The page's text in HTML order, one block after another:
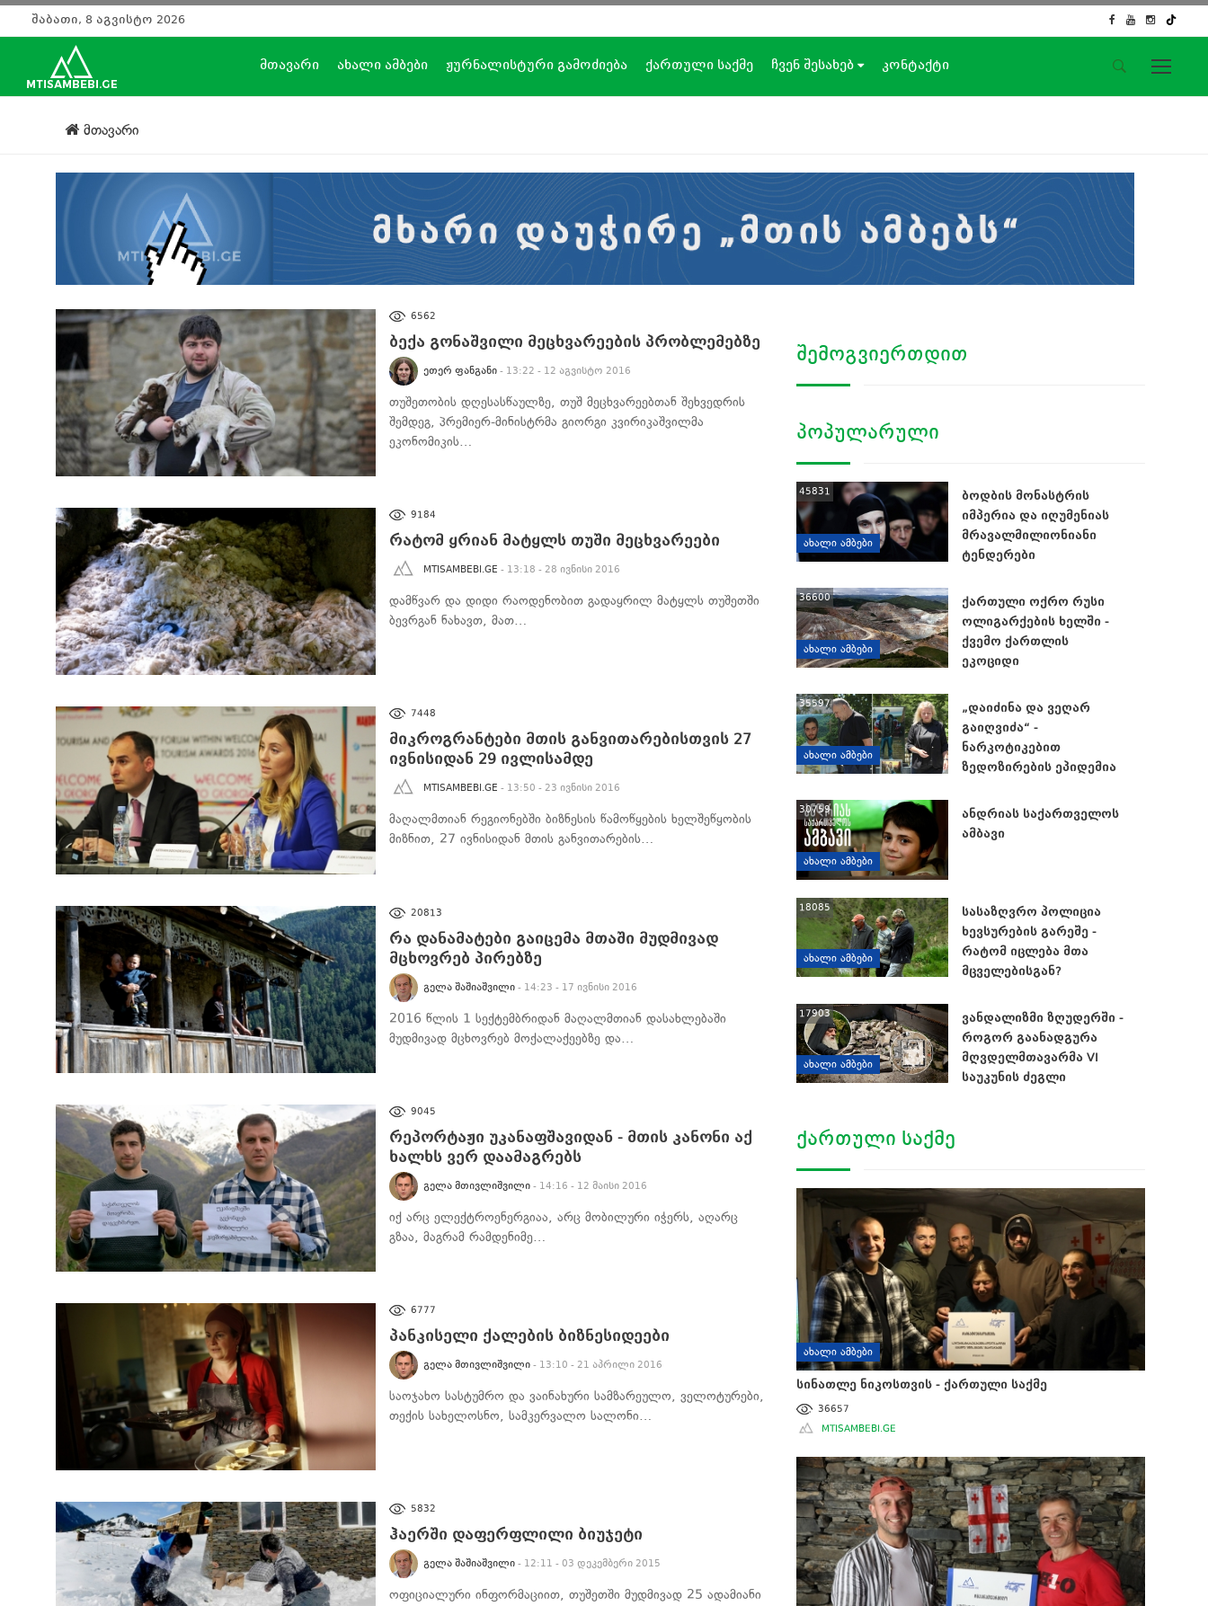
საიტის მენიუ
ჟურნალისტური გამოძიება
ქართული საქმე
ჩვენ შესახებ
კონტაქტი
შაბათი, 8 აგვისტო 2026
მთავარი ახალი ამბები ჟურნალისტური გამოძიება ქართული საქმე ჩვენ შესახებ კონტაქტი
მთავარი
6562
ბექა გონაშვილი მეცხვარეების პრობლემებზე
ᲔᲗᲔᲠ ᲤᲐᲜᲒᲐᲜᲘ - 13:22 - 12 აგვისტო 2016
თუშეთობის დღესასწაულზე, თუშ მეცხვარეებთან შეხვედრის
შემდეგ, პრემიერ-მინისტრმა გიორგი კვირიკაშვილმა
ეკონომიკის…
9184
რატომ ყრიან მატყლს თუში მეცხვარეები
MTISAMBEBI.GE - 13:18 - 28 ივნისი 2016
დამწვარ და დიდი რაოდენობით გადაყრილ მატყლს თუშეთში
ბევრგან ნახავთ, მათ…
7448
მიკროგრანტები მთის განვითარებისთვის 27
ივნისიდან 29 ივლისამდე
MTISAMBEBI.GE - 13:50 - 23 ივნისი 2016
მაღალმთიან რეგიონებში ბიზნესის წამოწყების ხელშეწყობის
მიზნით, 27 ივნისიდან მთის განვითარების…
20813
რა დანამატები გაიცემა მთაში მუდმივად
მცხოვრებ პირებზე
ᲒᲔᲚᲐ ᲨᲐᲨᲘᲐᲨᲕᲘᲚᲘ - 14:23 - 17 ივნისი 2016
2016 წლის 1 სექტემბრიდან მაღალმთიან დასახლებაში
მუდმივად მცხოვრებ მოქალაქეებზე და…
9045
რეპორტაჟი უკანაფშავიდან - მთის კანონი აქ
ხალხს ვერ დაამაგრებს
ᲒᲔᲚᲐ ᲛᲗᲘᲕᲚᲘᲨᲕᲘᲚᲘ - 14:16 - 12 მაისი 2016
იქ არც ელექტროენერგიაა, არც მობილური იჭერს, აღარც
გზაა, მაგრამ რამდენიმე…
6777
პანკისელი ქალების ბიზნესიდეები
ᲒᲔᲚᲐ ᲛᲗᲘᲕᲚᲘᲨᲕᲘᲚᲘ - 13:10 - 21 აპრილი 2016
საოჯახო სასტუმრო და ვაინახური სამზარეულო, ველოტურები,
თექის სახელოსნო, სამკერვალო სალონი…
5832
ჰაერში დაფერფლილი ბიუჯეტი
ᲒᲔᲚᲐ ᲨᲐᲨᲘᲐᲨᲕᲘᲚᲘ - 12:11 - 03 დეკემბერი 2015
ოფიციალური ინფორმაციით, თუშეთში მუდმივად 25 ადამიანი
ᲨᲔᲛᲝᲒᲕᲘᲔᲠᲗᲓᲘᲗ
ᲞᲝᲞᲣᲚᲐᲠᲣᲚᲘ
ᲐᲮᲐᲚᲘ ᲐᲛᲑᲔᲑᲘ
45831
ბოდბის მონასტრის
იმპერია და იღუმენიას
მრავალმილიონიანი
ტენდერები
ᲐᲮᲐᲚᲘ ᲐᲛᲑᲔᲑᲘ
36600
ქართული ოქრო რუსი
ოლიგარქების ხელში -
ქვემო ქართლის
ეკოციდი
ᲐᲮᲐᲚᲘ ᲐᲛᲑᲔᲑᲘ
35597
„დაიძინა და ვეღარ
გაიღვიძა“ -
ნარკოტიკებით
ზედოზირების ეპიდემია
ᲐᲮᲐᲚᲘ ᲐᲛᲑᲔᲑᲘ
30759
ანდრიას საქართველოს
ამბავი
ᲐᲮᲐᲚᲘ ᲐᲛᲑᲔᲑᲘ
18085
სასაზღვრო პოლიცია
ხევსურების გარეშე -
რატომ იცლება მთა
მცველებისგან?
ᲐᲮᲐᲚᲘ ᲐᲛᲑᲔᲑᲘ
17903
ვანდალიზმი ზღუდერში -
როგორ გაანადგურა
მღვდელმთავარმა VI
საუკუნის ძეგლი
ᲥᲐᲠᲗᲣᲚᲘ ᲡᲐᲥᲛᲔ
ᲐᲮᲐᲚᲘ ᲐᲛᲑᲔᲑᲘ
სინათლე ნიკოსთვის - ქართული საქმე
36657
MTISAMBEBI.GE